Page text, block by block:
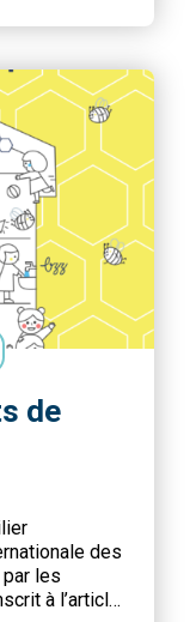
de
des
par les
à l’article